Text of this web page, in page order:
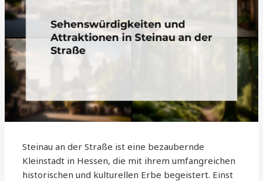
Steinau an der Straße ist eine bezaubernde
Kleinstadt in Hessen, die mit ihrem umfangreichen
historischen und kulturellen Erbe begeistert. Einst